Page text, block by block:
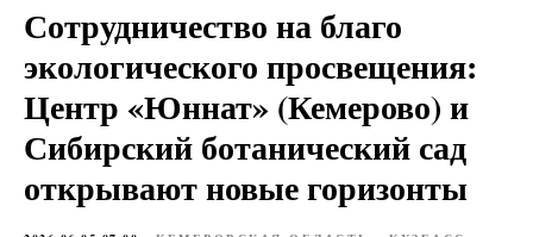
Сотрудничество на благо
экологического просвещения:
Центр «Юннат» (Кемерово) и
Сибирский ботанический сад
открывают новые горизонты